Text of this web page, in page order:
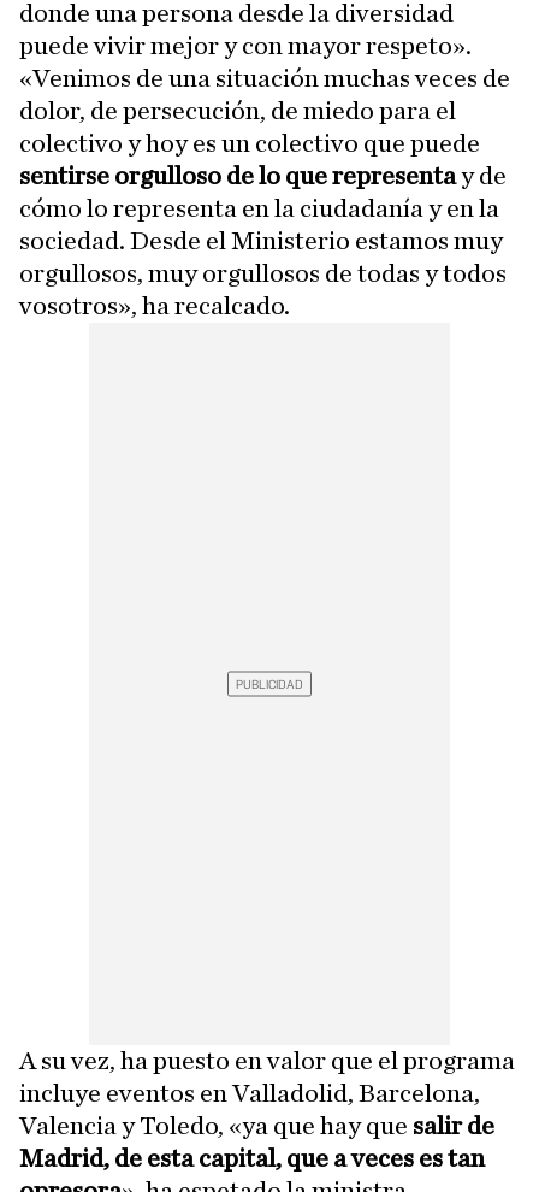
donde una persona desde la diversidad
puede vivir mejor y con mayor respeto».
«Venimos de una situación muchas veces de
dolor, de persecución, de miedo para el
colectivo y hoy es un colectivo que puede
sentirse orgulloso de lo que representay de
cómo lo representa en la ciudadanía y en la
sociedad. Desde el Ministerio estamos muy
orgullosos, muy orgullosos de todas y todos
vosotros», ha recalcado.
A su vez, ha puesto en valor que el programa
incluye eventos en Valladolid, Barcelona,
Valencia y Toledo, «ya que hay que salir de
Madrid, de esta capital, que a veces es tan